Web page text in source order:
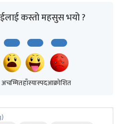
कस्तो महसुस भयो ?
अचम्मितहाँस्यास्पदआक्रोशित